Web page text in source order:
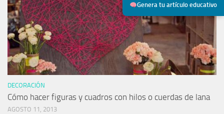
Genera tu artículo educativo
DECORACIÓN
Cómo hacer figuras y cuadros con hilos o cuerdas de lana
AGOSTO 11, 2013